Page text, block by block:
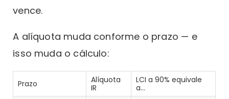
vence.
A alíquota muda conforme o prazo — e
isso muda o cálculo:
Prazo
Alíquota
IR
LCI a 90% equivale
a...